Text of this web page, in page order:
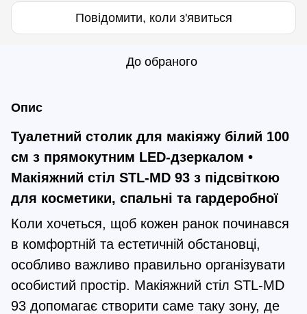
Повідомити, коли з'явиться
До обраного
Опис
Туалетний столик для макіяжу білий 100
см з прямокутним LED-дзеркалом •
Макіяжний стіл STL-MD 93 з підсвіткою
для косметики, спальні та гардеробної
Коли хочеться, щоб кожен ранок починався
в комфортній та естетичній обстановці,
особливо важливо правильно організувати
особистий простір. Макіяжний стіл STL-MD
93 допомагає створити саме таку зону, де